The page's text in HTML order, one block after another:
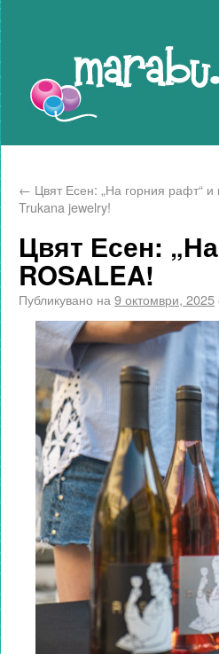
← Цвят Есен: „На горния рафт“ и
Trukana jewelry!
Цвят Есен:
ROSALEA!
Публикувано на 9 октомври, 2025